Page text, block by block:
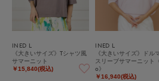
INED L
《大きいサイズ》Tシャツ風
サマーニット
￥15,840(税込)
INED L
《大きいサイズ》ドル
スリーブサマーニット
o》
￥16,940(税込)